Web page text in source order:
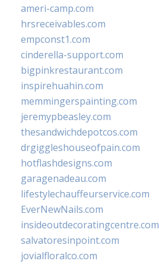
ameri-camp.com
hrsreceivables.com
empconst1.com
cinderella-support.com
bigpinkrestaurant.com
inspirehuahin.com
memmingerspainting.com
jeremypbeasley.com
thesandwichdepotcos.com
drgiggleshouseofpain.com
hotflashdesigns.com
garagenadeau.com
lifestylechauffeurservice.com
EverNewNails.com
insideoutdecoratingcentre.com
salvatoresinpoint.com
jovialfloralco.com